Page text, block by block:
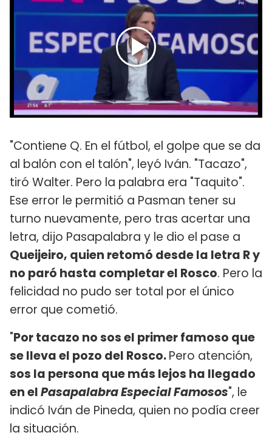
"Contiene Q. En el fútbol, el golpe que se da
al balón con el talón", leyó Iván. "Tacazo",
tiró Walter. Pero la palabra era "Taquito".
Ese error le permitió a Pasman tener su
turno nuevamente, pero tras acertar una
letra, dijo Pasapalabra y le dio el pase a
Queijeiro, quien retomó desde la letra R y
no paró hasta completar el Rosco. Pero la
felicidad no pudo ser total por el único
error que cometió.
"Por tacazo no sos el primer famoso que
se lleva el pozo del Rosco.Pero atención,
sos la persona que más lejos ha llegado
en elPasapalabra Especial Famosos", le
indicó Iván de Pineda, quien no podía creer
la situación.